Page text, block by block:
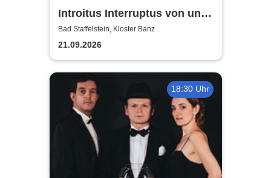
Introitus Interruptus von und
mit Volker Heißmann & dem
Pavel-Sandorf-Quartett
Bad Staffelstein, Kloster Banz
21.09.2026
18:30 Uhr